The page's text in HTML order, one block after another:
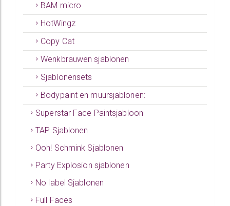
BAM micro
HotWingz
Copy Cat
Wenkbrauwen sjablonen
Sjablonensets
Bodypaint en muursjablonen:
Superstar Face Paintsjabloon
TAP Sjablonen
Ooh! Schmink Sjablonen
Party Explosion sjablonen
No label Sjablonen
Full Faces